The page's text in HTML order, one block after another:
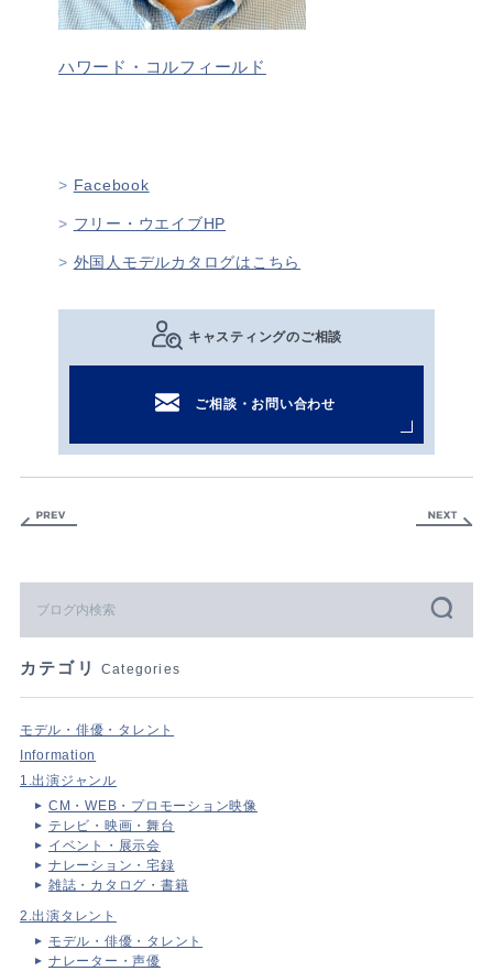
ハワード・コルフィールド
Facebook
フリー・ウエイブHP
外国人モデルカタログはこちら
キャスティングのご相談
ご相談・お問い合わせ
カテゴリ Categories
モデル・俳優・タレント
Information
1.出演ジャンル
CM・WEB・プロモーション映像
テレビ・映画・舞台
イベント・展示会
ナレーション・宅録
雑誌・カタログ・書籍
2.出演タレント
モデル・俳優・タレント
ナレーター・声優